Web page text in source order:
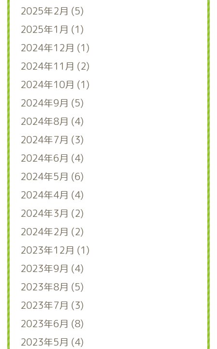
2025年2月 (5)
2025年1月 (1)
2024年12月 (1)
2024年11月 (2)
2024年10月 (1)
2024年9月 (5)
2024年8月 (4)
2024年7月 (3)
2024年6月 (4)
2024年5月 (6)
2024年4月 (4)
2024年3月 (2)
2024年2月 (2)
2023年12月 (1)
2023年9月 (4)
2023年8月 (5)
2023年7月 (3)
2023年6月 (8)
2023年5月 (4)